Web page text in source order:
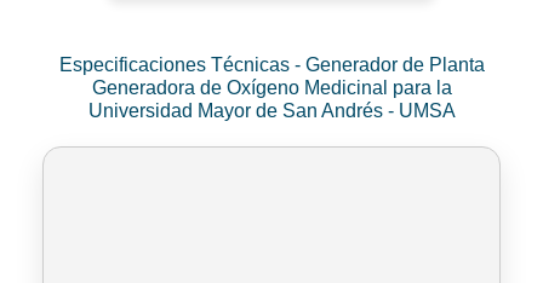
Especificaciones Técnicas - Generador de Planta
Generadora de Oxígeno Medicinal para la
Universidad Mayor de San Andrés - UMSA